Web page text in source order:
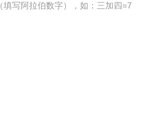
填写阿拉伯数字），如：三加四=7